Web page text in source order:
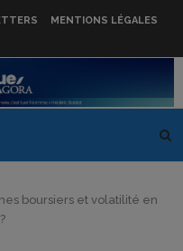
MENTIONS LÉGALES
boursiers et volatilité en